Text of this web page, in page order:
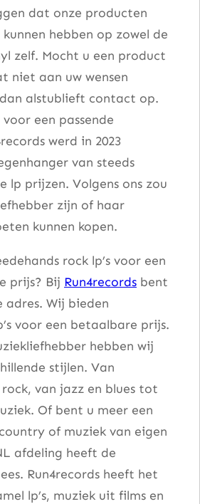
dat onze producten
hebben op zowel de
zelf. Mocht u een product
niet aan uw wensen
alstublieft contact op.
een passende
werd in 2023
van steeds
lp prijzen. Volgens ons zou
zijn of haar
kunnen kopen.
rock lp’s voor een
prijs? Bij Run4records bent
adres. Wij bieden
voor een betaalbare prijs.
hebben wij
stijlen. Van
van jazz en blues tot
Of bent u meer een
of muziek van eigen
afdeling heeft de
Run4records heeft het
lp’s, muziek uit films en